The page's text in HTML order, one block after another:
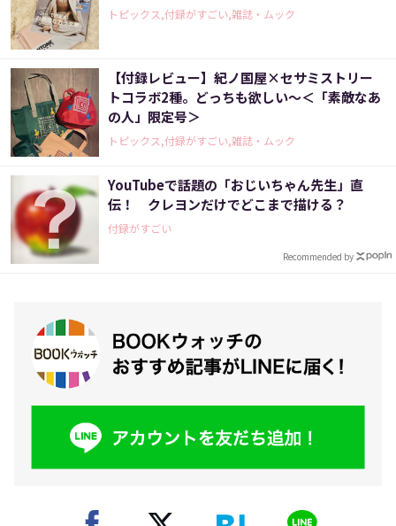
トピックス,付録がすごい,雑誌・ムック
【付録レビュー】紀ノ国屋×セサミストリー
トコラボ2種。どっちも欲しい～＜「素敵なあ
の人」限定号＞
トピックス,付録がすごい,雑誌・ムック
YouTubeで話題の「おじいちゃん先生」直
伝！ クレヨンだけでどこまで描ける？
付録がすごい
Recommended by